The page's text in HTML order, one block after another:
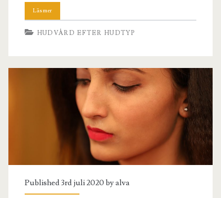
HUDVÅRD EFTER HUDTYP
Published 3rd juli 2020 byalva